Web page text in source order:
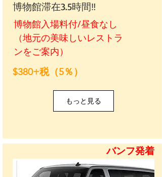
​博物館滞在3.5時間‼
博物館入場料付/昼食なし
（地元の美味しいレストラ
ンをご案内）
$380+税（5％）
もっと見る
バンフ発着